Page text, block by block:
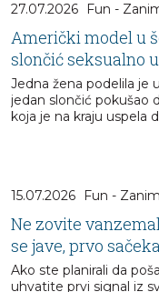
27.07.2026 Fun -
Američki model u
slončić seksualno
Jedna žena podelila je
jedan slončić pokušao
koja je na kraju uspela
15.07.2026 Fun -
Ne zovite
se jave, prvo
Ako ste planirali da
uhvatite prvi signal iz